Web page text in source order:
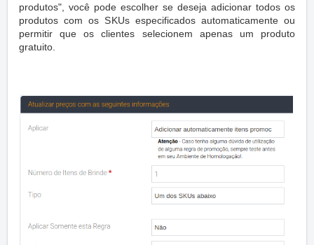
produtos", você pode escolher se deseja adicionar todos os
produtos com os SKUs especificados automaticamente ou
permitir que os clientes selecionem apenas um produto
gratuito.